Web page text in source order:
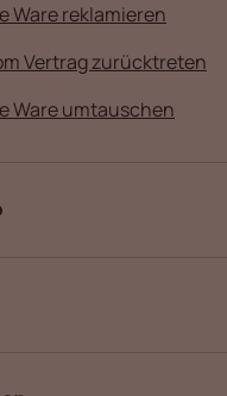
Ware reklamieren
Vertrag zurücktreten
Ware umtauschen